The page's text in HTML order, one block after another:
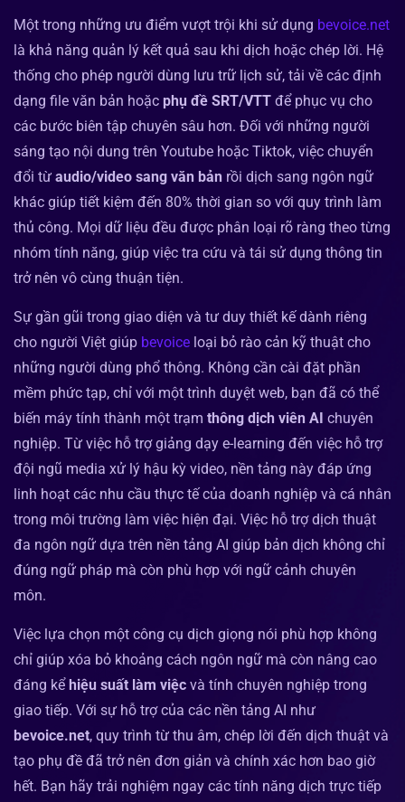
Một trong những ưu điểm vượt trội khi sử dụng bevoice.net
là khả năng quản lý kết quả sau khi dịch hoặc chép lời. Hệ
thống cho phép người dùng lưu trữ lịch sử, tải về các định
dạng file văn bản hoặc phụ đề SRT/VTT để phục vụ cho
các bước biên tập chuyên sâu hơn. Đối với những người
sáng tạo nội dung trên Youtube hoặc Tiktok, việc chuyển
đổi từ audio/video sang văn bản rồi dịch sang ngôn ngữ
khác giúp tiết kiệm đến 80% thời gian so với quy trình làm
thủ công. Mọi dữ liệu đều được phân loại rõ ràng theo từng
nhóm tính năng, giúp việc tra cứu và tái sử dụng thông tin
trở nên vô cùng thuận tiện.
Sự gần gũi trong giao diện và tư duy thiết kế dành riêng
cho người Việt giúp bevoice loại bỏ rào cản kỹ thuật cho
những người dùng phổ thông. Không cần cài đặt phần
mềm phức tạp, chỉ với một trình duyệt web, bạn đã có thể
biến máy tính thành một trạm thông dịch viên AI chuyên
nghiệp. Từ việc hỗ trợ giảng dạy e-learning đến việc hỗ trợ
đội ngũ media xử lý hậu kỳ video, nền tảng này đáp ứng
linh hoạt các nhu cầu thực tế của doanh nghiệp và cá nhân
trong môi trường làm việc hiện đại. Việc hỗ trợ dịch thuật
đa ngôn ngữ dựa trên nền tảng AI giúp bản dịch không chỉ
đúng ngữ pháp mà còn phù hợp với ngữ cảnh chuyên
môn.
Việc lựa chọn một công cụ dịch giọng nói phù hợp không
chỉ giúp xóa bỏ khoảng cách ngôn ngữ mà còn nâng cao
đáng kểhiệu suất làm việc và tính chuyên nghiệp trong
giao tiếp. Với sự hỗ trợ của các nền tảng AI như
bevoice.net, quy trình từ thu âm, chép lời đến dịch thuật và
tạo phụ đề đã trở nên đơn giản và chính xác hơn bao giờ
hết. Bạn hãy trải nghiệm ngay các tính năng dịch trực tiếp